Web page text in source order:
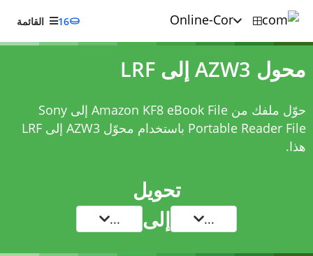
16 القائمة
محول AZW3 إلى LRF
حوّل ملفك من Amazon KF8 eBook File إلى Sony
Portable Reader File باستخدام
محوّل AZW3 إلى LRF
هذا.
تحويل
... إلى ...